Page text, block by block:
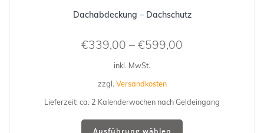
Dachabdeckung – Dachschutz
€339,00 – €599,00
inkl. MwSt.
zzgl. Versandkosten
Lieferzeit: ca. 2 Kalenderwochen nach Geldeingang
Ausführung wählen
Dieses